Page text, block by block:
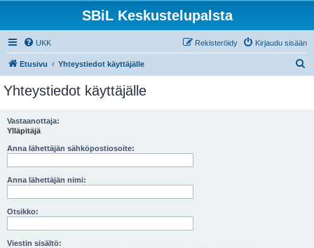
SBiL Keskustelupalsta
UKK Kirjaudu sisään
Rekisteröidy
Etusivu Yhteystiedot käyttäjälle
Yhteystiedot käyttäjälle
Vastaanottaja:
Ylläpitäjä
Anna lähettäjän sähköpostiosoite:
Anna lähettäjän nimi:
Otsikko:
Viestin sisältö: